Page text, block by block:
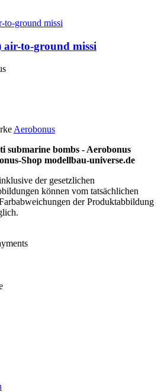
to-ground missi
Aerobonus
submarine bombs - Aerobonus
Shop modellbau-universe.de
der gesetzlichen
können vom tatsächlichen
der Produktabbildung